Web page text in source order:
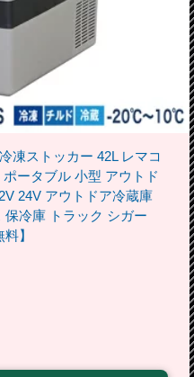
凍ストッカー 42L レマコ
ータブル 小型 アウトド
24V アウトドア冷蔵庫
冷庫 トラック シガー
】